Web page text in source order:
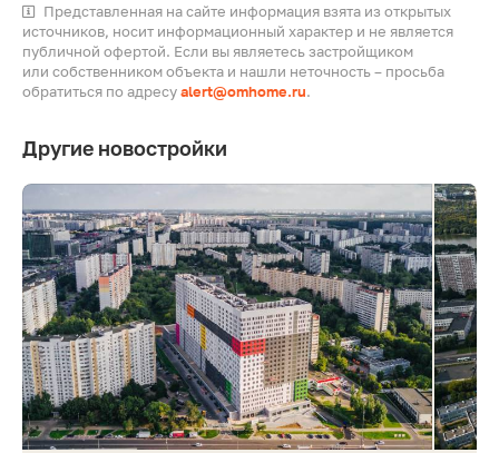
Представленная на сайте информация взята из открытых
источников, носит информационный характер и не является
публичной офертой. Если вы являетесь застройщиком
или собственником объекта и нашли неточность – просьба
обратиться по адресуalert@omhome.ru.
Другие новостройки